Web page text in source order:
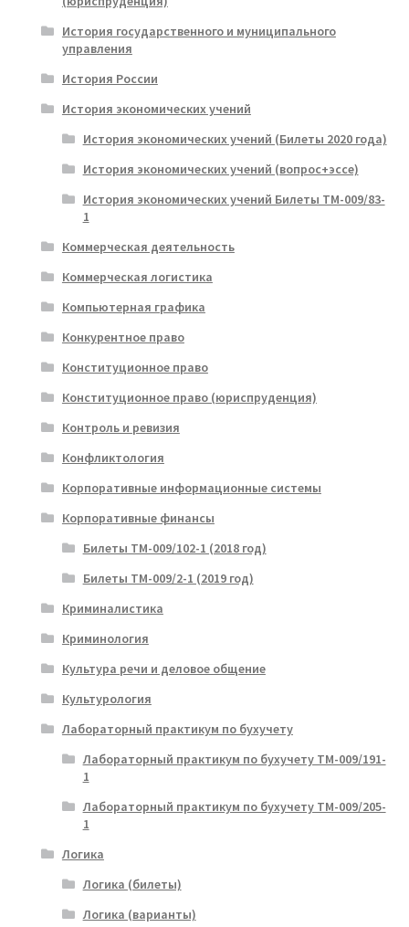
История государственного и муниципального
управления
История России
История экономических учений
История экономических учений (Билеты 2020 года)
История экономических учений (вопрос+эссе)
История экономических учений Билеты ТМ-009/83-
1
Коммерческая деятельность
Коммерческая логистика
Компьютерная графика
Конкурентное право
Конституционное право
Конституционное право (юриспруденция)
Контроль и ревизия
Конфликтология
Корпоративные информационные системы
Корпоративные финансы
Билеты ТМ-009/102-1 (2018 год)
Билеты ТМ-009/2-1 (2019 год)
Криминалистика
Криминология
Культура речи и деловое общение
Культурология
Лабораторный практикум по бухучету
Лабораторный практикум по бухучету ТМ-009/191-
1
Лабораторный практикум по бухучету ТМ-009/205-
1
Логика
Логика (билеты)
Логика (варианты)